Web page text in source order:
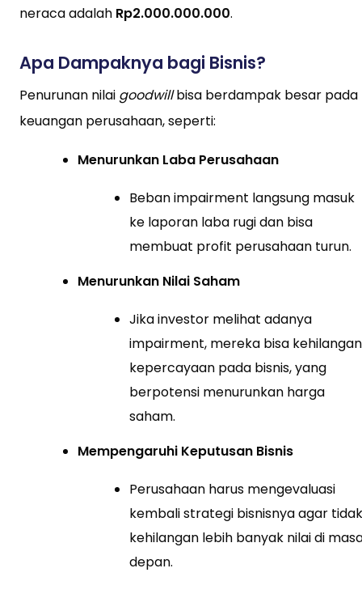
neraca adalah Rp2.000.000.000.
Apa Dampaknya bagi Bisnis?
Penurunan nilai goodwillbisa berdampak besar pada
keuangan perusahaan, seperti:
Menurunkan Laba Perusahaan
Beban impairment langsung masuk
ke laporan laba rugi dan bisa
membuat profit perusahaan turun.
Menurunkan Nilai Saham
Jika investor melihat adanya
impairment, mereka bisa kehilangan
kepercayaan pada bisnis, yang
berpotensi menurunkan harga
saham.
Mempengaruhi Keputusan Bisnis
Perusahaan harus mengevaluasi
kembali strategi bisnisnya agar tidak
kehilangan lebih banyak nilai di
depan.